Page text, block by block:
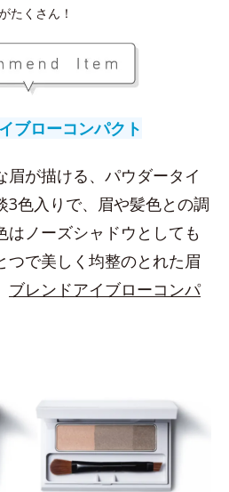
たくさん！
ブローコンパクト
眉が描ける、パウダータイ
3色入りで、眉や髪色との調
はノーズシャドウとしても
つで美しく均整のとれた眉
ブレンドアイブローコンパ